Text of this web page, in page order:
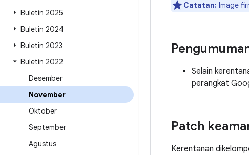
Buletin 2025
Buletin 2024
Buletin 2023
Buletin 2022
Desember
November
Oktober
September
Agustus
Catatan: Image
Selain
perangkat
Patch
Kerentanan